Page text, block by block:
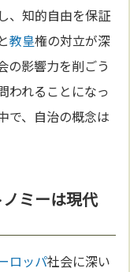
、知的自由を保証
教皇権の対立が深
の影響力を削ごう
われることになっ
で、自治の概念は
ミーは現代
ロッパ社会に深い